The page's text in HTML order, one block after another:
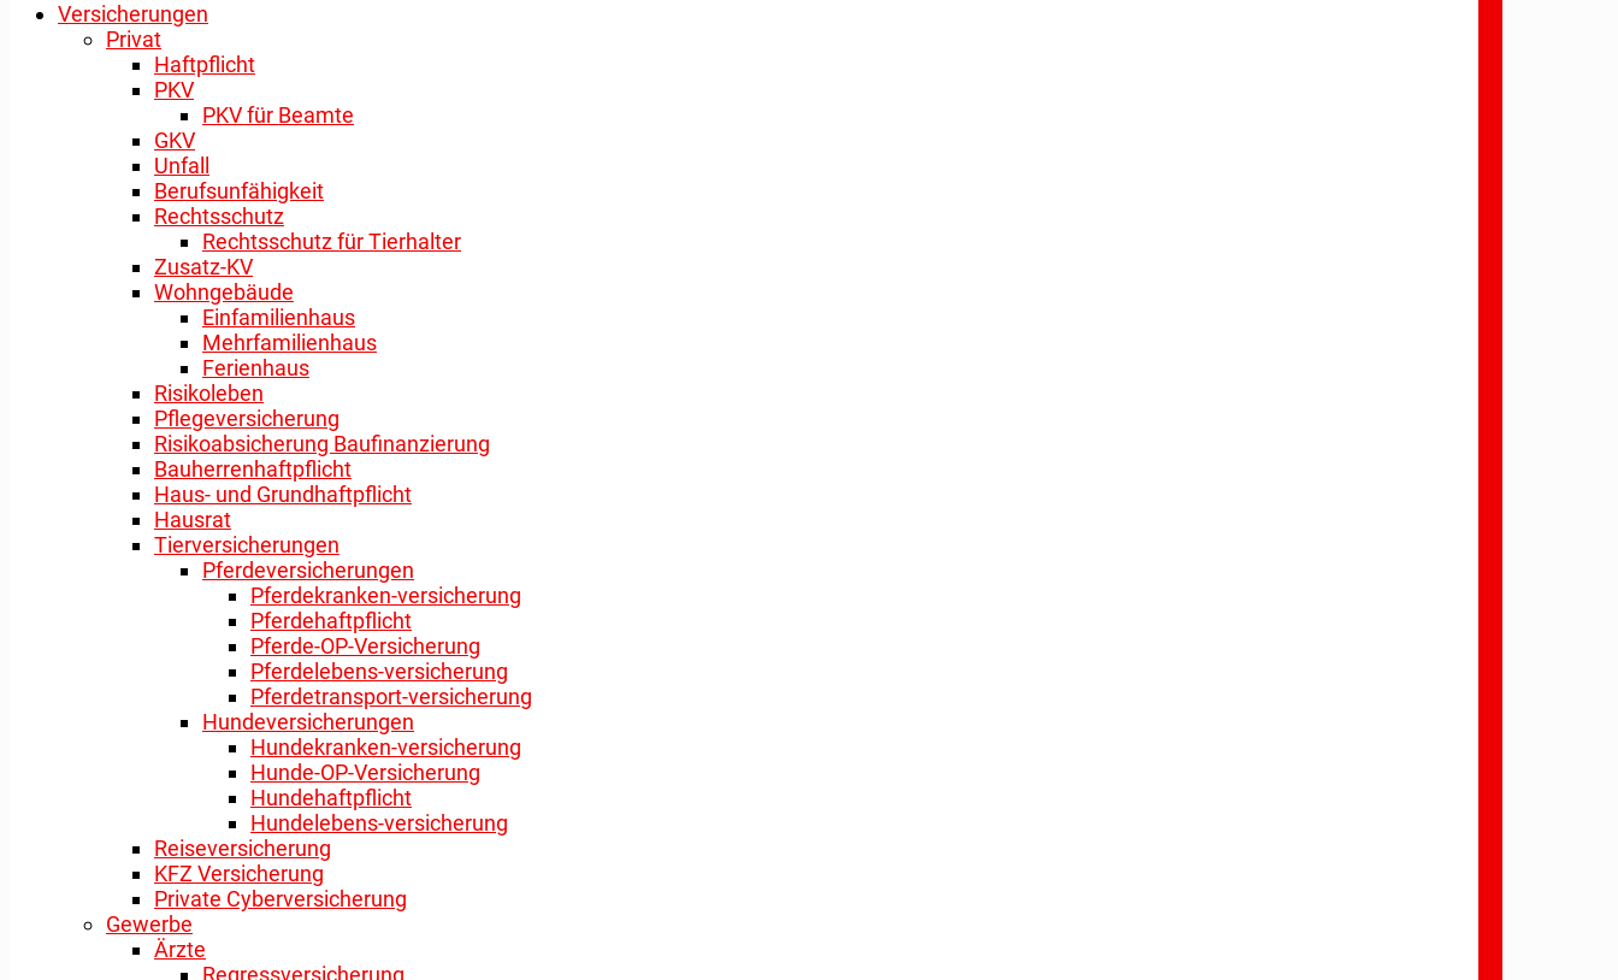
Versicherungen
Privat
Haftpflicht
PKV
PKV für Beamte
GKV
Unfall
Berufsunfähigkeit
Rechtsschutz
Rechtsschutz für Tierhalter
Zusatz-KV
Wohngebäude
Einfamilienhaus
Mehrfamilienhaus
Ferienhaus
Risikoleben
Pflegeversicherung
Risikoabsicherung Baufinanzierung
Bauherrenhaftpflicht
Haus- und Grundhaftpflicht
Hausrat
Tierversicherungen
Pferdeversicherungen
Pferdekranken-versicherung
Pferdehaftpflicht
Pferde-OP-Versicherung
Pferdelebens-versicherung
Pferdetransport-versicherung
Hundeversicherungen
Hundekranken-versicherung
Hunde-OP-Versicherung
Hundehaftpflicht
Hundelebens-versicherung
Reiseversicherung
KFZ Versicherung
Private Cyberversicherung
Gewerbe
Ärzte
Regressversicherung